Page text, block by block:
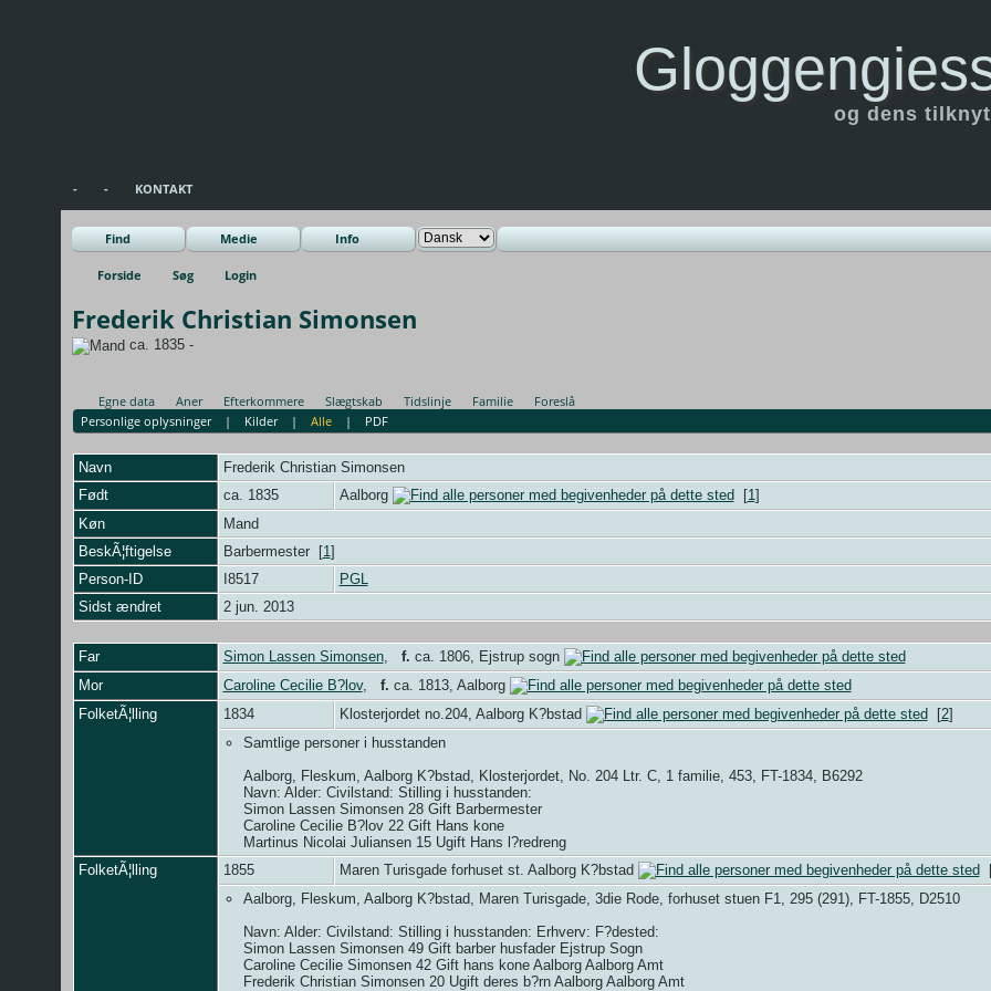
og dens
- - KONTAKT
Find Medie Info
Forside Søg Login
Frederik Christian Simonsen
ca. 1835 -
Egne data Aner Efterkommere Slægtskab Tidslinje Familie
Foreslå
Personlige oplysninger| Kilder|Alle | PDF
Navn Frederik Christian Simonsen
Født
ca. 1835 Aalborg [1]
Køn
Mand
BeskÃ¦ftigelse
Barbermester [1]
Person-ID
I8517
PGL
Sidst ændret
2 jun. 2013
Far Simon Lassen Simonsen, f. ca. 1806, Ejstrup sogn
Mor
Caroline Cecilie B?lov, f. ca. 1813, Aalborg
FolketÃ¦lling
1834 Klosterjordet no.204, Aalborg K?bstad [2]
Samtlige personer i husstanden
Aalborg, Fleskum, Aalborg K?bstad, Klosterjordet, No. 204 Ltr. C, 1 familie, 453, FT-1834, B6292
Navn: Alder: Civilstand: Stilling i husstanden:
Simon Lassen Simonsen 28 Gift Barbermester
Caroline Cecilie B?lov 22 Gift Hans kone
Martinus Nicolai Juliansen 15 Ugift Hans l?redreng
FolketÃ¦lling
1855 Maren Turisgade forhuset st. Aalborg K?bstad
Aalborg, Fleskum, Aalborg K?bstad, Maren Turisgade, 3die Rode, forhuset stuen F1, 295 (291), FT-1855, D2510
Navn: Alder: Civilstand: Stilling i husstanden: Erhverv: F?dested:
Simon Lassen Simonsen 49 Gift barber husfader Ejstrup Sogn
Caroline Cecilie Simonsen 42 Gift hans kone Aalborg Aalborg Amt
Frederik Christian Simonsen 20 Ugift deres b?rn Aalborg Aalborg Amt